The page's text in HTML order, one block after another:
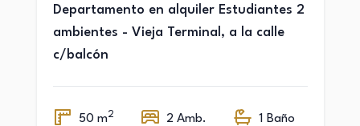
Departamento en alquiler Estudiantes 2
ambientes - Vieja Terminal, a la calle
c/balcón
50 m2 2 Amb. 1 Baño